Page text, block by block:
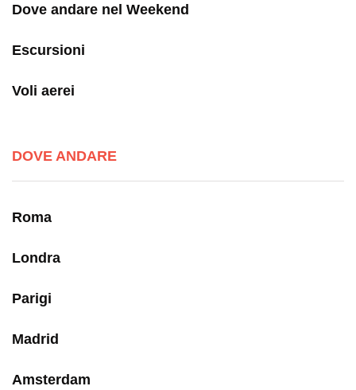
Dove andare nel Weekend
Escursioni
Voli aerei
DOVE ANDARE
Roma
Londra
Parigi
Madrid
Amsterdam